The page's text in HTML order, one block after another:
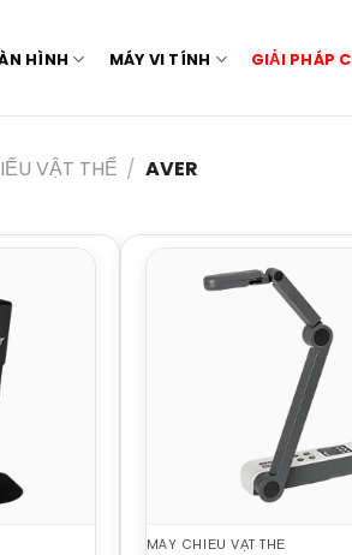
HÌNH MÁY VI TÍNH GIẢI PHÁP
VẬT THỂ / AVER
MÁY CHIẾU VẬT THỂ